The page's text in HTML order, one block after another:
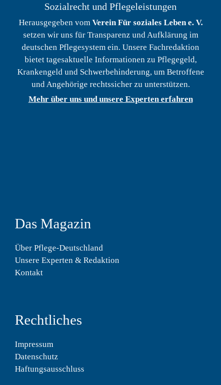
Sozialrecht und Pflegeleistungen
Herausgegeben vom Verein Für soziales Leben e. V.
setzen wir uns für Transparenz und Aufklärung im
deutschen Pflegesystem ein. Unsere Fachredaktion
bietet tagesaktuelle Informationen zu Pflegegeld,
Krankengeld und Schwerbehinderung, um Betroffene
und Angehörige rechtssicher zu unterstützen.
Mehr über uns und unsere Experten erfahren
Das Magazin
Über Pflege-Deutschland
Unsere Experten & Redaktion
Kontakt
Rechtliches
Impressum
Datenschutz
Haftungsausschluss